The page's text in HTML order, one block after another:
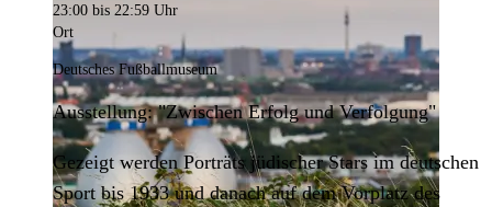
23:00 bis 22:59 Uhr
Ort
Deutsches Fußballmuseum
Ausstellung: "Zwischen Erfolg und Verfolgung"
Gezeigt werden Porträts jüdischer Stars im deutschen
Sport bis 1933 und danach auf dem Vorplatz des